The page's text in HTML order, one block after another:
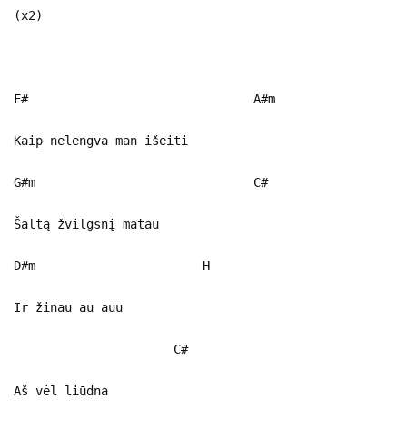
(x2)
F# A#m
Kaip nelengva man išeiti
G#m C#
Šaltą žvilgsnį matau
D#m H
Ir žinau au auu
C#
Aš vėl liūdna